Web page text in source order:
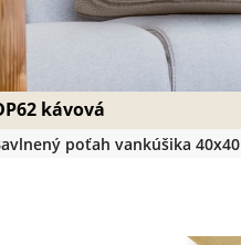
kávová
poťah vankúšika 40x40